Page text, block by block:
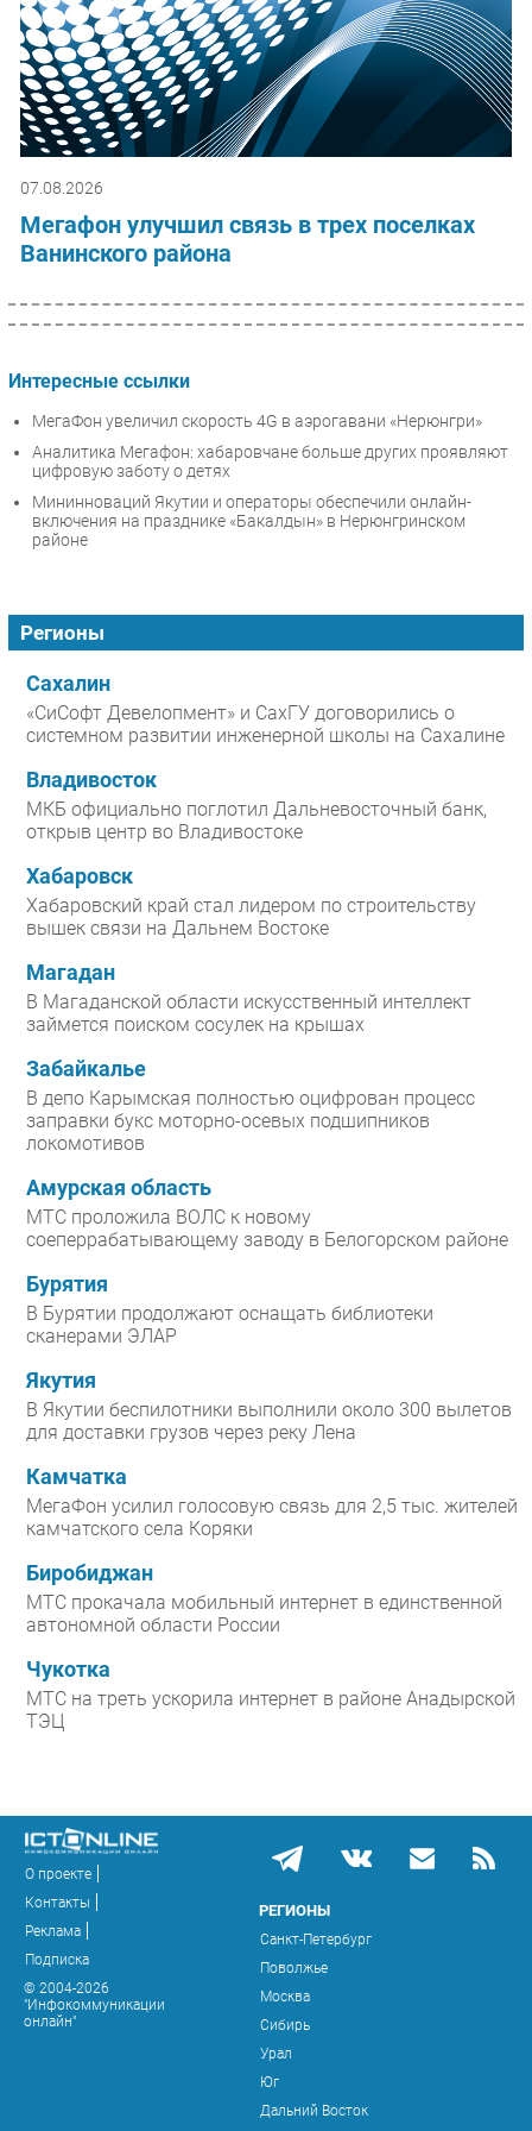
07.08.2026
Мегафон улучшил связь в трех поселках
Ванинского района
Интересные ссылки
МегаФон увеличил скорость 4G в аэрогавани «Нерюнгри»
Аналитика Мегафон: хабаровчане больше других проявляют
цифровую заботу о детях
Мининноваций Якутии и операторы обеспечили онлайн-
включения на празднике «Бакалдын» в Нерюнгринском
районе
Регионы
Сахалин
«СиСофт Девелопмент» и СахГУ договорились о
системном развитии инженерной школы на Сахалине
Владивосток
МКБ официально поглотил Дальневосточный банк,
открыв центр во Владивостоке
Хабаровск
Хабаровский край стал лидером по строительству
вышек связи на Дальнем Востоке
Магадан
В Магаданской области искусственный интеллект
займется поиском сосулек на крышах
Забайкалье
В депо Карымская полностью оцифрован процесс
заправки букс моторно-осевых подшипников
локомотивов
Амурская область
МТС проложила ВОЛС к новому
соеперрабатывающему заводу в Белогорском районе
Бурятия
В Бурятии продолжают оснащать библиотеки
сканерами ЭЛАР
Якутия
В Якутии беспилотники выполнили около 300 вылетов
для доставки грузов через реку Лена
Камчатка
МегаФон усилил голосовую связь для 2,5 тыс. жителей
камчатского села Коряки
Биробиджан
МТС прокачала мобильный интернет в единственной
автономной области России
Чукотка
МТС на треть ускорила интернет в районе Анадырской
ТЭЦ
О проекте
Контакты
Реклама
Подписка
© 2004-2026
"Инфокоммуникации
онлайн"
РЕГИОНЫ
Санкт-Петербург
Поволжье
Москва
Сибирь
Урал
Юг
Дальний Восток